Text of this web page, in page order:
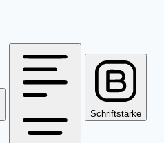
Schriftstärke